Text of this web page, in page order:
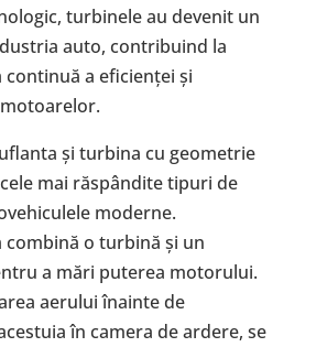
turbinele au devenit un
auto, contribuind la
a eficienței și
și turbina cu geometrie
mai răspândite tipuri de
moderne.
o turbină și un
a mări puterea motorului.
aerului înainte de
în camera de ardere, se